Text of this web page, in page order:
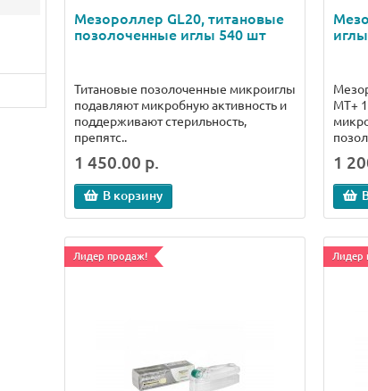
и
Мезороллер GL20, титановые
позолоченные иглы 540 шт
Титановые позолоченные микроиглы
подавляют микробную активность и
поддерживают стерильность,
препятс..
1 450.00 р.
В корзину
МТ+
1
Лидер продаж! Лидер